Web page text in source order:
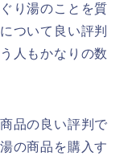
り湯のことを質
ついて良い評判
人もかなりの数
品の良い評判で
の商品を購入す